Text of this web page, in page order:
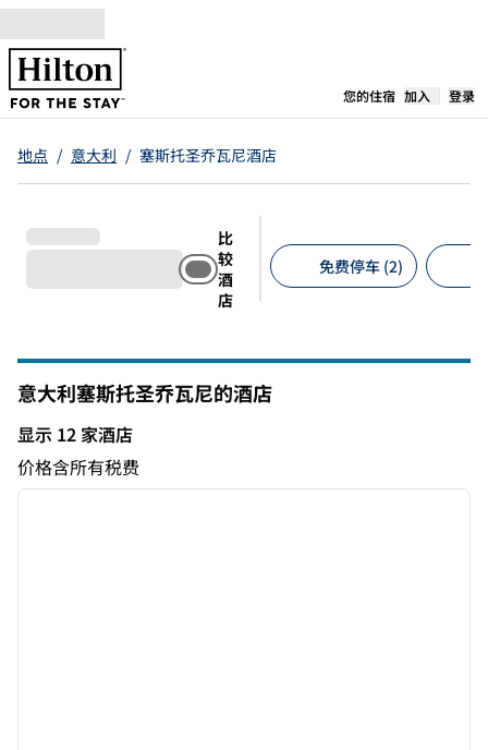
跳转至内容
您的住宿, 在新标签
加入 登录
地点 / 意大利 / 塞斯托圣乔瓦尼酒店
比
较
酒
店
免费停车 (2)
意大利塞斯托圣乔瓦尼的酒店
显示 12 家酒店
显示 12 家酒店
价格含所有税费
1/12
下一